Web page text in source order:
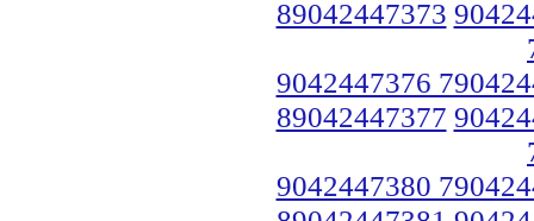
89042447373
9042447376
89042447377
9042447380